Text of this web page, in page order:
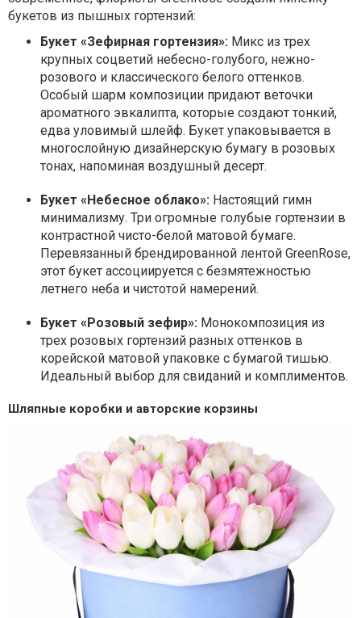
букетов из пышных гортензий:
Букет «Зефирная гортензия»: Микс из трех
крупных соцветий небесно-голубого, нежно-
розового и классического белого оттенков.
Особый шарм композиции придают веточки
ароматного эвкалипта, которые создают тонкий,
едва уловимый шлейф. Букет упаковывается в
многослойную дизайнерскую бумагу в розовых
тонах, напоминая воздушный десерт.
Букет «Небесное облако»: Настоящий гимн
минимализму. Три огромные голубые гортензии в
контрастной чисто-белой матовой бумаге.
Перевязанный брендированной лентой GreenRose,
этот букет ассоциируется с безмятежностью
летнего неба и чистотой намерений.
Букет «Розовый зефир»: Монокомпозиция из
трех розовых гортензий разных оттенков в
корейской матовой упаковке с бумагой тишью.
Идеальный выбор для свиданий и комплиментов.
Шляпные коробки и авторские корзины